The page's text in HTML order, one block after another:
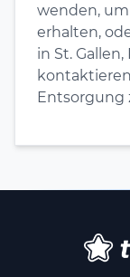
wenden,
erhalten,
in St.
Entsorgung